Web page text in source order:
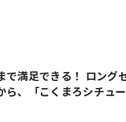
で満足できる！ ロング
ら、「こくまろシチュ